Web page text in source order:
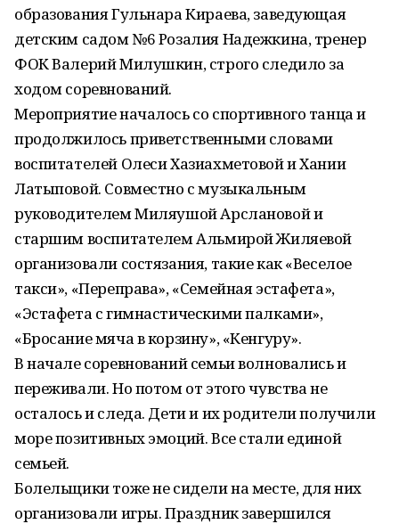
образования Гульнара Кираева, заведующая
детским садом №6 Розалия Надежкина, тренер
ФОК Валерий Милушкин, строго следило за
ходом соревнований.
Мероприятие началось со спортивного танца и
продолжилось приветственными словами
воспитателей Олеси Хазиахметовой и Хании
Латыповой. Совместно с музыкальным
руководителем Миляушой Арслановой и
старшим воспитателем Альмирой Жиляевой
организовали состязания, такие как «Веселое
такси», «Переправа», «Семейная эстафета»,
«Эстафета с гимнастическими палками»,
«Бросание мяча в корзину», «Кенгуру».
В начале соревнований семьи волновались и
переживали. Но потом от этого чувства не
осталось и следа. Дети и их родители получили
море позитивных эмоций. Все стали единой
семьей.
Болельщики тоже не сидели на месте, для них
организовали игры. Праздник завершился